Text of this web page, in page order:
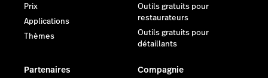
Prix
Applications
Thèmes
Outils gratuits pour
restaurateurs
Outils gratuits pour
détaillants
Partenaires Compagnie